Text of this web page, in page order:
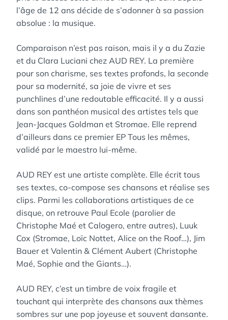
l’âge de 12 ans décide de s’adonner à sa passion
absolue : la musique.
Comparaison n’est pas raison, mais il y a du Zazie
et du Clara Luciani chez AUD REY. La première
pour son charisme, ses textes profonds, la seconde
pour sa modernité, sa joie de vivre et ses
punchlines d’une redoutable efficacité. Il y a aussi
dans son panthéon musical des artistes tels que
Jean-Jacques Goldman et Stromae. Elle reprend
d’ailleurs dans ce premier EP Tous les mêmes,
validé par le maestro lui-même.
AUD REY est une artiste complète. Elle écrit tous
ses textes, co-compose ses chansons et réalise ses
clips. Parmi les collaborations artistiques de ce
disque, on retrouve Paul Ecole (parolier de
Christophe Maé et Calogero, entre autres), Luuk
Cox (Stromae, Loïc Nottet, Alice on the Roof…), Jim
Bauer et Valentin & Clément Aubert (Christophe
Maé, Sophie and the Giants…).
AUD REY, c’est un timbre de voix fragile et
touchant qui interprète des chansons aux thèmes
sombres sur une pop joyeuse et souvent dansante.